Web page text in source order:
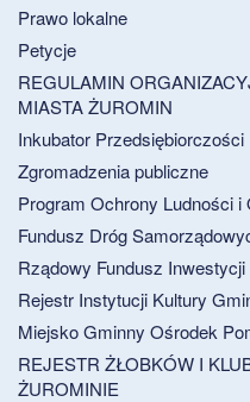
Prawo lokalne
Petycje
REGULAMIN
MIASTA ŻUROMIN
Inkubator Przedsiębiorczości
Zgromadzenia publiczne
Program Ochrony Ludności i
Fundusz Dróg
Rządowy Fundusz
Rejestr Instytucji Kultury
Miejsko Gminny Ośrodek
REJESTR ŻŁOBKÓW I
ŻUROMINIE